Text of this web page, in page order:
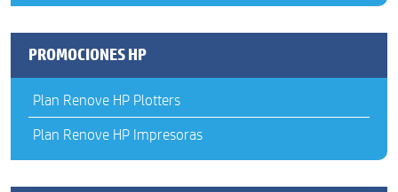
PROMOCIONES HP
Plan Renove HP Plotters
Plan Renove HP Impresoras